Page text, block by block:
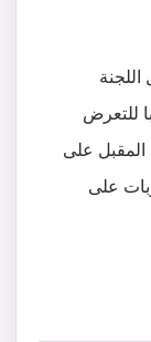
للتعرض
على
على